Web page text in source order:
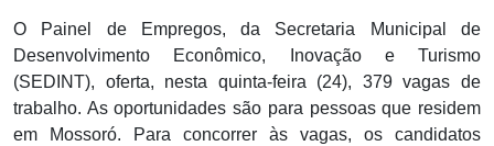
O Painel de Empregos, da Secretaria Municipal de
Desenvolvimento Econômico, Inovação e Turismo
(SEDINT), oferta, nesta quinta-feira (24), 379 vagas de
trabalho. As oportunidades são para pessoas que residem
em Mossoró. Para concorrer às vagas, os candidatos